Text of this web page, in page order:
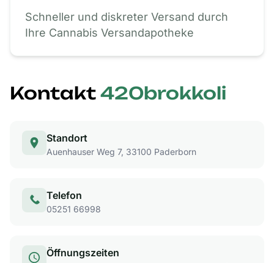
Schneller und diskreter Versand durch
Ihre Cannabis Versandapotheke
Kontakt 420brokkoli
Standort
Auenhauser Weg 7, 33100 Paderborn
Telefon
05251 66998
Öffnungszeiten